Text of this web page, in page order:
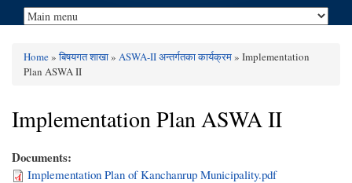
You are here
Home»बिषयगत शाखा» ASWA-II अन्तर्गतका कार्यक्रम» Implementation
Plan ASWA II
Implementation Plan ASWA II
Documents:
Implementation Plan of Kanchanrup Municipality.pdf